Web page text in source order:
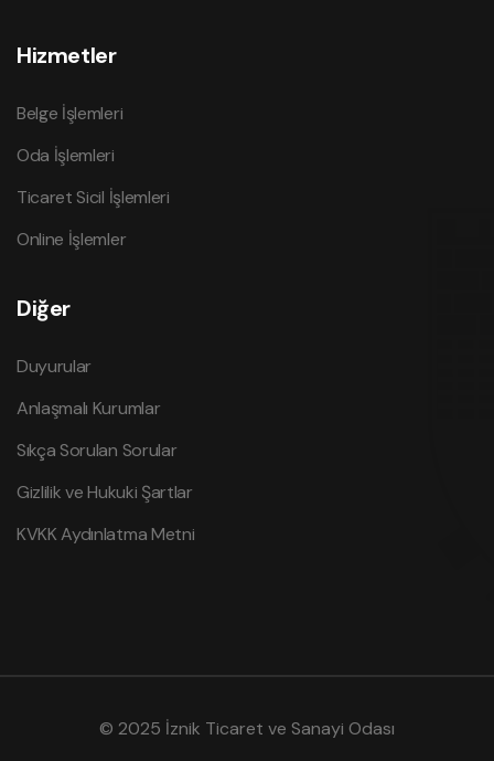
Hizmetler
Belge İşlemleri
Oda İşlemleri
Ticaret Sicil İşlemleri
Online İşlemler
Diğer
Duyurular
Anlaşmalı Kurumlar
Sıkça Sorulan Sorular
Gizlilik ve Hukuki Şartlar
KVKK Aydınlatma Metni
© 2025 İznik Ticaret ve Sanayi Odası